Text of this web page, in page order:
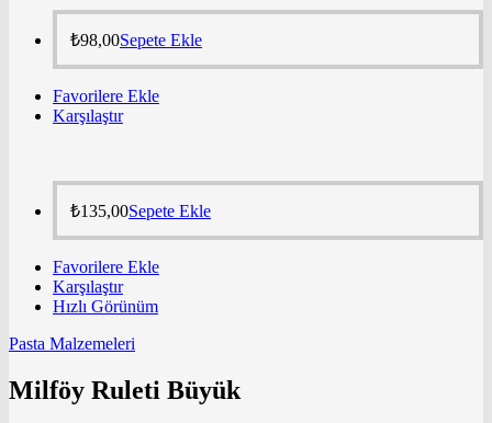
₺98,00Sepete Ekle
Favorilere Ekle
Karşılaştır
₺135,00Sepete Ekle
Favorilere Ekle
Karşılaştır
Hızlı Görünüm
Pasta Malzemeleri
Milföy Ruleti Büyük